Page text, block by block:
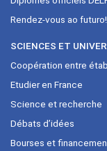
Rendez-vous ao futuro!
SCIENCES ET
Coopération entre
Etudier en France
Science et recherche
Débats d’idées
Bourses et